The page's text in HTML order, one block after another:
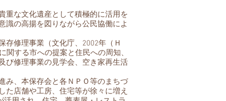
重な文化遺産として積極的に活用を
識の高揚を図りながら公民協働によ
修理事業（文化庁、2002年（Ｈ
する市への提案と住民への周知、
び修理事業の見学会、空き家再生活
み、本保存会と各ＮＰＯ等のまちづ
た店舗や工房、住宅等が徐々に増え